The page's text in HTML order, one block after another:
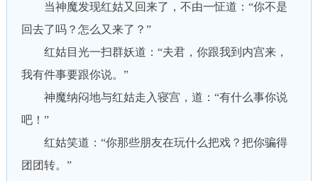
当神魔发现红姑又回来了，不由一怔道：“你不是
回去了吗？怎么又来了？”
红姑目光一扫群妖道：“夫君，你跟我到内宫来，
我有件事要跟你说。”
神魔纳闷地与红姑走入寝宫，道：“有什么事你说
吧！”
红姑笑道：“你那些朋友在玩什么把戏？把你骗得
团团转。”